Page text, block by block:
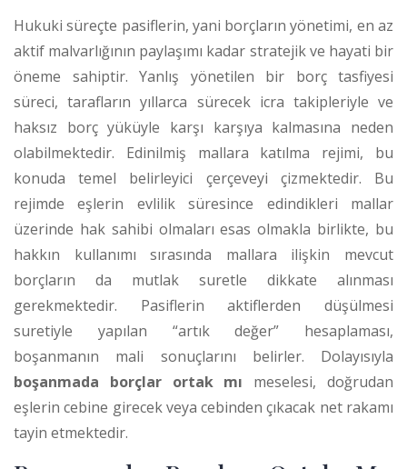
Hukuki süreçte pasiflerin, yani borçların yönetimi, en az
aktif malvarlığının paylaşımı kadar stratejik ve hayati bir
öneme sahiptir. Yanlış yönetilen bir borç tasfiyesi
süreci, tarafların yıllarca sürecek icra takipleriyle ve
haksız borç yüküyle karşı karşıya kalmasına neden
olabilmektedir. Edinilmiş mallara katılma rejimi, bu
konuda temel belirleyici çerçeveyi çizmektedir. Bu
rejimde eşlerin evlilik süresince edindikleri mallar
üzerinde hak sahibi olmaları esas olmakla birlikte, bu
hakkın kullanımı sırasında mallara ilişkin mevcut
borçların da mutlak suretle dikkate alınması
gerekmektedir. Pasiflerin aktiflerden düşülmesi
suretiyle yapılan “artık değer” hesaplaması,
boşanmanın mali sonuçlarını belirler. Dolayısıyla
boşanmada borçlar ortak mı meselesi, doğrudan
eşlerin cebine girecek veya cebinden çıkacak net rakamı
tayin etmektedir.